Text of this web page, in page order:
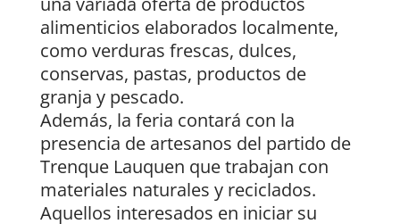
alimenticios elaborados localmente,
como verduras frescas, dulces,
conservas, pastas, productos de
granja y pescado.
Además, la feria contará con la
presencia de artesanos del partido de
Trenque Lauquen que trabajan con
materiales naturales y reciclados.
Aquellos interesados en iniciar su